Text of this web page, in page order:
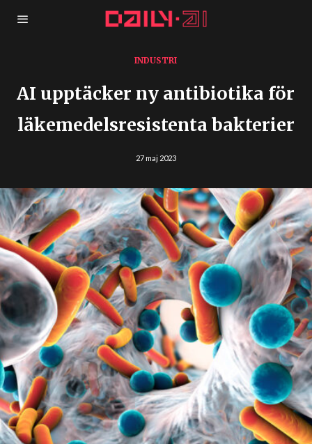
INDUSTRI
AI upptäcker ny antibiotika för
läkemedelsresistenta bakterier
27 maj 2023